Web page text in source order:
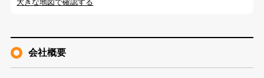
大きな地図で確認する
会社概要